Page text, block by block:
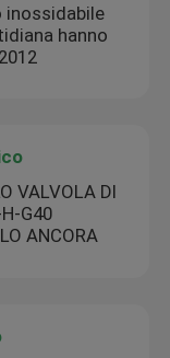
inossidabile
hanno
VALVOLA DI
G40
ANCORA